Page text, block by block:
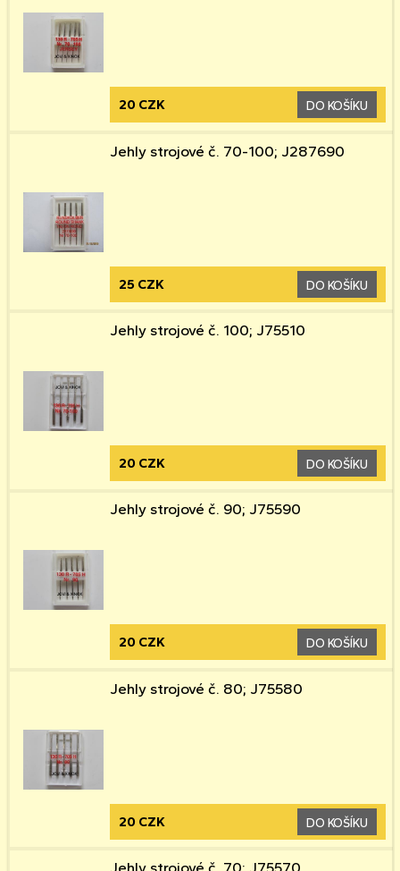
20 CZK DO KOŠÍKU
Jehly strojové č. 70-100; J287690
25 CZK DO KOŠÍKU
Jehly strojové č. 100; J75510
20 CZK DO KOŠÍKU
Jehly strojové č. 90; J75590
20 CZK DO KOŠÍKU
Jehly strojové č. 80; J75580
20 CZK DO KOŠÍKU